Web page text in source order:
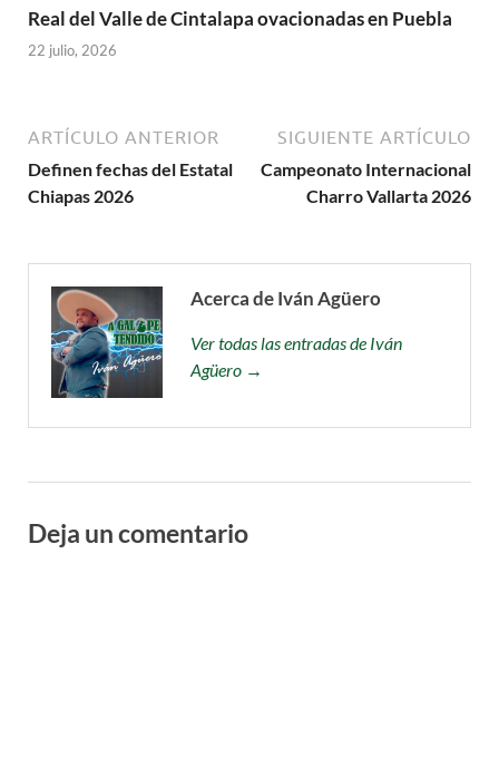
Real del Valle de Cintalapa ovacionadas en Puebla
22 julio, 2026
ARTÍCULO ANTERIOR
Definen fechas del Estatal
Chiapas 2026
SIGUIENTE ARTÍCULO
Campeonato Internacional
Charro Vallarta 2026
Acerca de Iván Agüero
Ver todas las entradas de Iván
Agüero →
Deja un comentario